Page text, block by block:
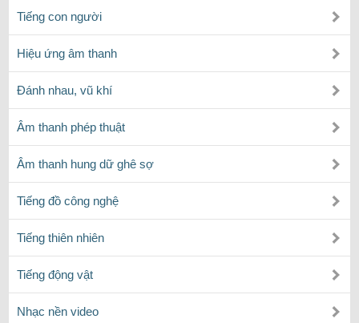
Tiếng con người
Hiệu ứng âm thanh
Đánh nhau, vũ khí
Âm thanh phép thuật
Âm thanh hung dữ ghê sợ
Tiếng đồ công nghệ
Tiếng thiên nhiên
Tiếng động vật
Nhạc nền video